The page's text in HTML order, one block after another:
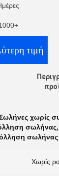
τιμή
χωρίς
σωλήνας,
σωλήνας
Χωρίς